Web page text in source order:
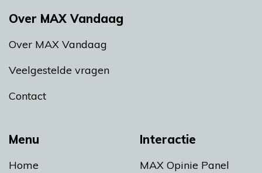
Menu
Home
Interactie
MAX Opinie Panel
Over MAX Vandaag
Over MAX Vandaag
Veelgestelde vragen
Contact